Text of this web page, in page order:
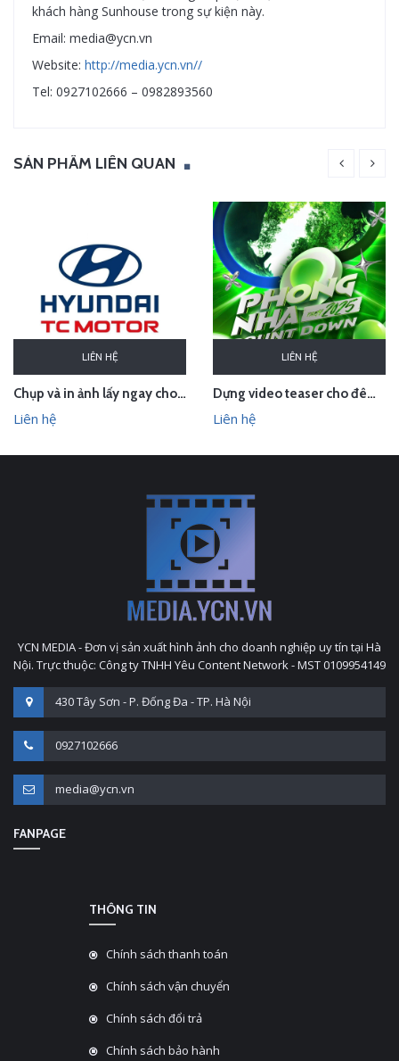
khách hàng Sunhouse trong sự kiện này.
Email: media@ycn.vn
Website: http://media.ycn.vn//
Tel: 0927102666 – 0982893560
SẢN PHẨM LIÊN QUAN
LIÊN HỆ
Chụp và in ảnh lấy ngay cho Huyndai Lam Kinh
Liên hệ
LIÊN HỆ
Dựng video teaser cho đêm countdown tại Phong Nha - Quảng Bình
Liên hệ
YCN MEDIA - Đơn vị sản xuất hình ảnh cho doanh nghiệp uy tín tại Hà
Nội. Trực thuộc: Công ty TNHH Yêu Content Network - MST 0109954149
430 Tây Sơn - P. Đống Đa - TP. Hà Nội
0927102666
media@ycn.vn
FANPAGE
THÔNG TIN
Chính sách thanh toán
Chính sách vận chuyển
Chính sách đổi trả
Chính sách bảo hành